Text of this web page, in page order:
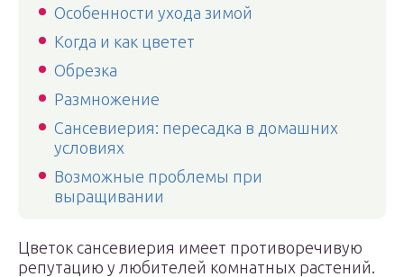
Особенности ухода зимой
Когда и как цветет
Обрезка
Размножение
Сансевиерия: пересадка в домашних
условиях
Возможные проблемы при
выращивании
Цветок сансевиерия имеет противоречивую
репутацию у любителей комнатных растений.